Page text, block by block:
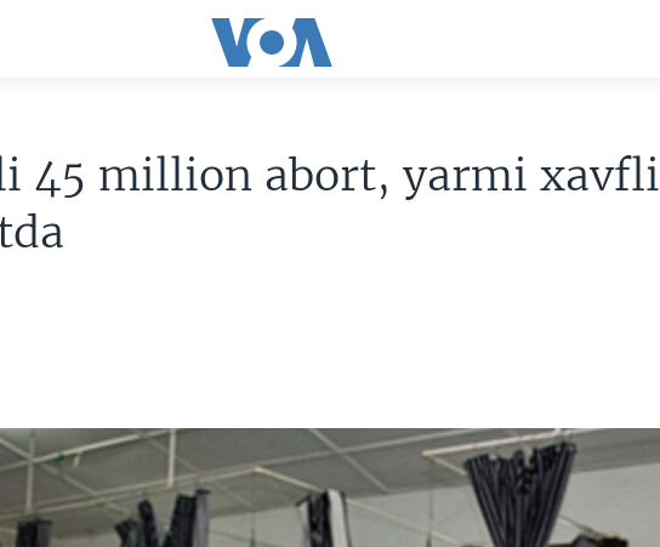
45 million abort, yarmi xavfli